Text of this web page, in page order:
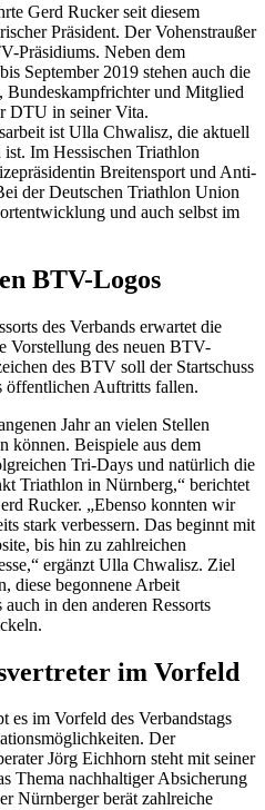
Gerd Rucker seit diesem
Präsident. Der Vohenstraußer
Präsidiums. Neben dem
September 2019 stehen auch die
Bundeskampfrichter und Mitglied
DTU in seiner Vita.
ist Ulla Chwalisz, die aktuell
Im Hessischen Triathlon
Breitensport und Anti-
der Deutschen Triathlon Union
und auch selbst im
BTV-Logos
des Verbands erwartet die
Vorstellung des neuen BTV-
des BTV soll der Startschuss
öffentlichen Auftritts fallen.
Jahr an vielen Stellen
können. Beispiele aus dem
Tri-Days und natürlich die
Triathlon in Nürnberg,“ berichtet
Rucker. „Ebenso konnten wir
stark verbessern. Das beginnt mit
bis hin zu zahlreichen
ergänzt Ulla Chwalisz. Ziel
diese begonnene Arbeit
in den anderen Ressorts
im Vorfeld
es im Vorfeld des Verbandstags
öglichkeiten. Der
Jörg Eichhorn steht mit seiner
Thema nachhaltiger Absicherung
Nürnberger berät zahlreiche